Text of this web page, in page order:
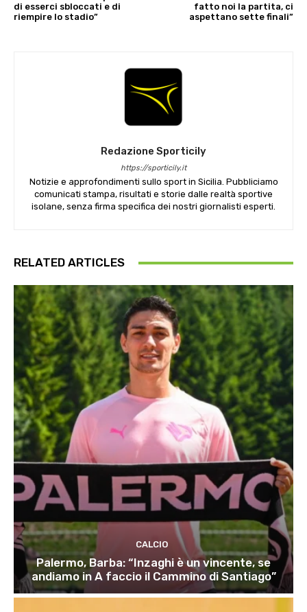
di esserci sbloccati e di
riempire lo stadio”
fatto noi la partita, ci
aspettano sette finali”
Redazione Sporticily
https://sporticily.it
Notizie e approfondimenti sullo sport in Sicilia. Pubbliciamo
comunicati stampa, risultati e storie dalle realtà sportive
isolane, senza firma specifica dei nostri giornalisti esperti.
RELATED ARTICLES
CALCIO
Palermo, Barba: “Inzaghi è un vincente, se
andiamo in A faccio il Cammino di Santiago”